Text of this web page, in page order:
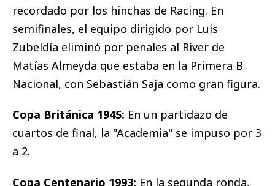
recordado por los hinchas de Racing. En
semifinales, el equipo dirigido por Luis
Zubeldía eliminó por penales al River de
Matías Almeyda que estaba en la Primera B
Nacional, con Sebastián Saja como gran figura.
Copa Británica 1945: En un partidazo de
cuartos de final, la "Academia" se impuso por 3
a 2.
Copa Centenario 1993: En la segunda ronda,